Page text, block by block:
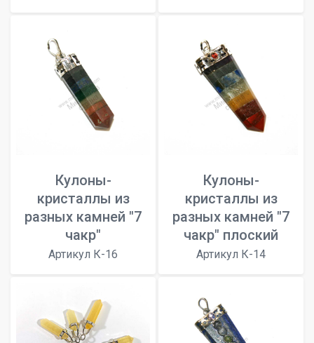
Кулоны-
кристаллы из
разных камней "7
чакр"
Артикул К-16
Кулоны-
кристаллы из
разных камней "7
чакр" плоский
Артикул К-14